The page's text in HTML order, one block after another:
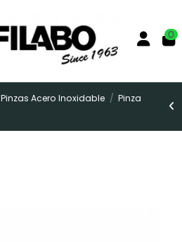
0
Pinzas Acero Inoxidable
Pinza